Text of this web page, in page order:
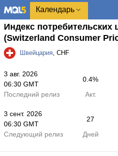
Календарь
Индекс потребительских
(Switzerland Consumer
Швейцария, CHF
3 авг. 2026
06:30 GMT
0.4%
Последний релиз
Акт.
3 сент. 2026
06:30 GMT
27
Следующий релиз
Дней